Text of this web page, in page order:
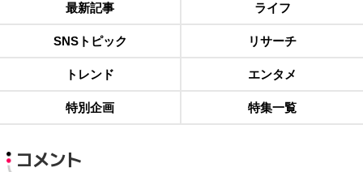
最新記事 ライフ
SNSトピック リサーチ
トレンド エンタメ
特別企画 特集一覧
コメント